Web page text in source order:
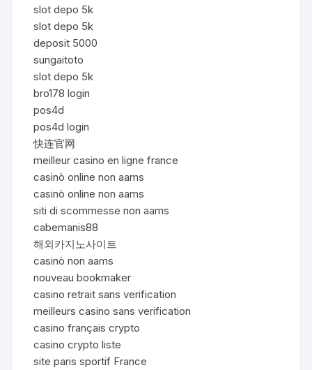
slot depo 5k
slot depo 5k
deposit 5000
sungaitoto
slot depo 5k
bro178 login
pos4d
pos4d login
快连官网
meilleur casino en ligne france
casinò online non aams
casinò online non aams
siti di scommesse non aams
cabemanis88
해외카지노사이트
casinò non aams
nouveau bookmaker
casino retrait sans verification
meilleurs casino sans verification
casino français crypto
casino crypto liste
site paris sportif France